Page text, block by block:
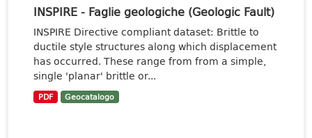
INSPIRE - Faglie geologiche (Geologic Fault)
INSPIRE Directive compliant dataset: Brittle to
ductile style structures along which displacement
has occurred. These range from from a simple,
single 'planar' brittle or...
PDF Geocatalogo